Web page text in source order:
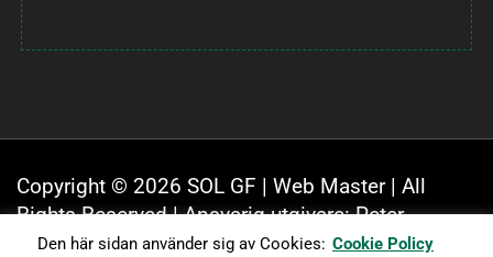
Copyright © 2026 SOL GF | Web Master| All
Rights Reserved | Ansvarig utgivare: Peter
Lindholm, utsedd av styrelsen för SOL GF |
Den här sidan använder sig av Cookies: Cookie Policy